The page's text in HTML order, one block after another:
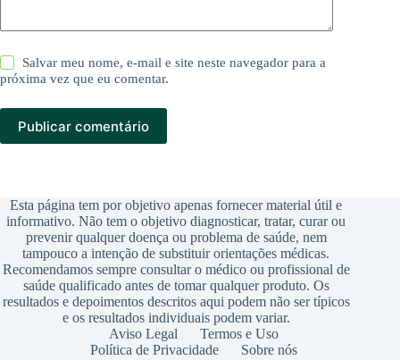
Salvar meu nome, e-mail e site neste navegador para a
próxima vez que eu comentar.
Publicar comentário
Esta página tem por objetivo apenas fornecer material útil e
informativo. Não tem o objetivo diagnosticar, tratar, curar ou
prevenir qualquer doença ou problema de saúde, nem
tampouco a intenção de substituir orientações médicas.
Recomendamos sempre consultar o médico ou profissional de
saúde qualificado antes de tomar qualquer produto. Os
resultados e depoimentos descritos aqui podem não ser típicos
e os resultados individuais podem variar.
Aviso Legal
Termos e Uso
Política de Privacidade
Sobre nós